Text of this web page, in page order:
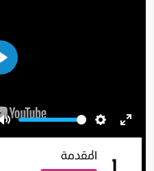
Play
Mute
Volume
Settings
Enter
1 المقدمة